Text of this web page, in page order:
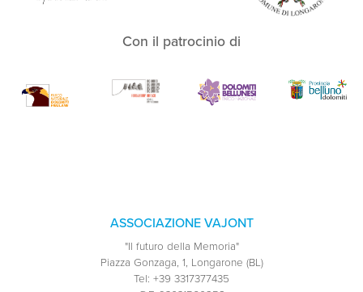
Con il patrocinio di
ASSOCIAZIONE VAJONT
"Il futuro della Memoria"
Piazza Gonzaga, 1, Longarone (BL)
Tel: +39 3317377435